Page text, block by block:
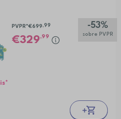
-53%
sobre PVPR
PVPR*€699 ,99
329,99